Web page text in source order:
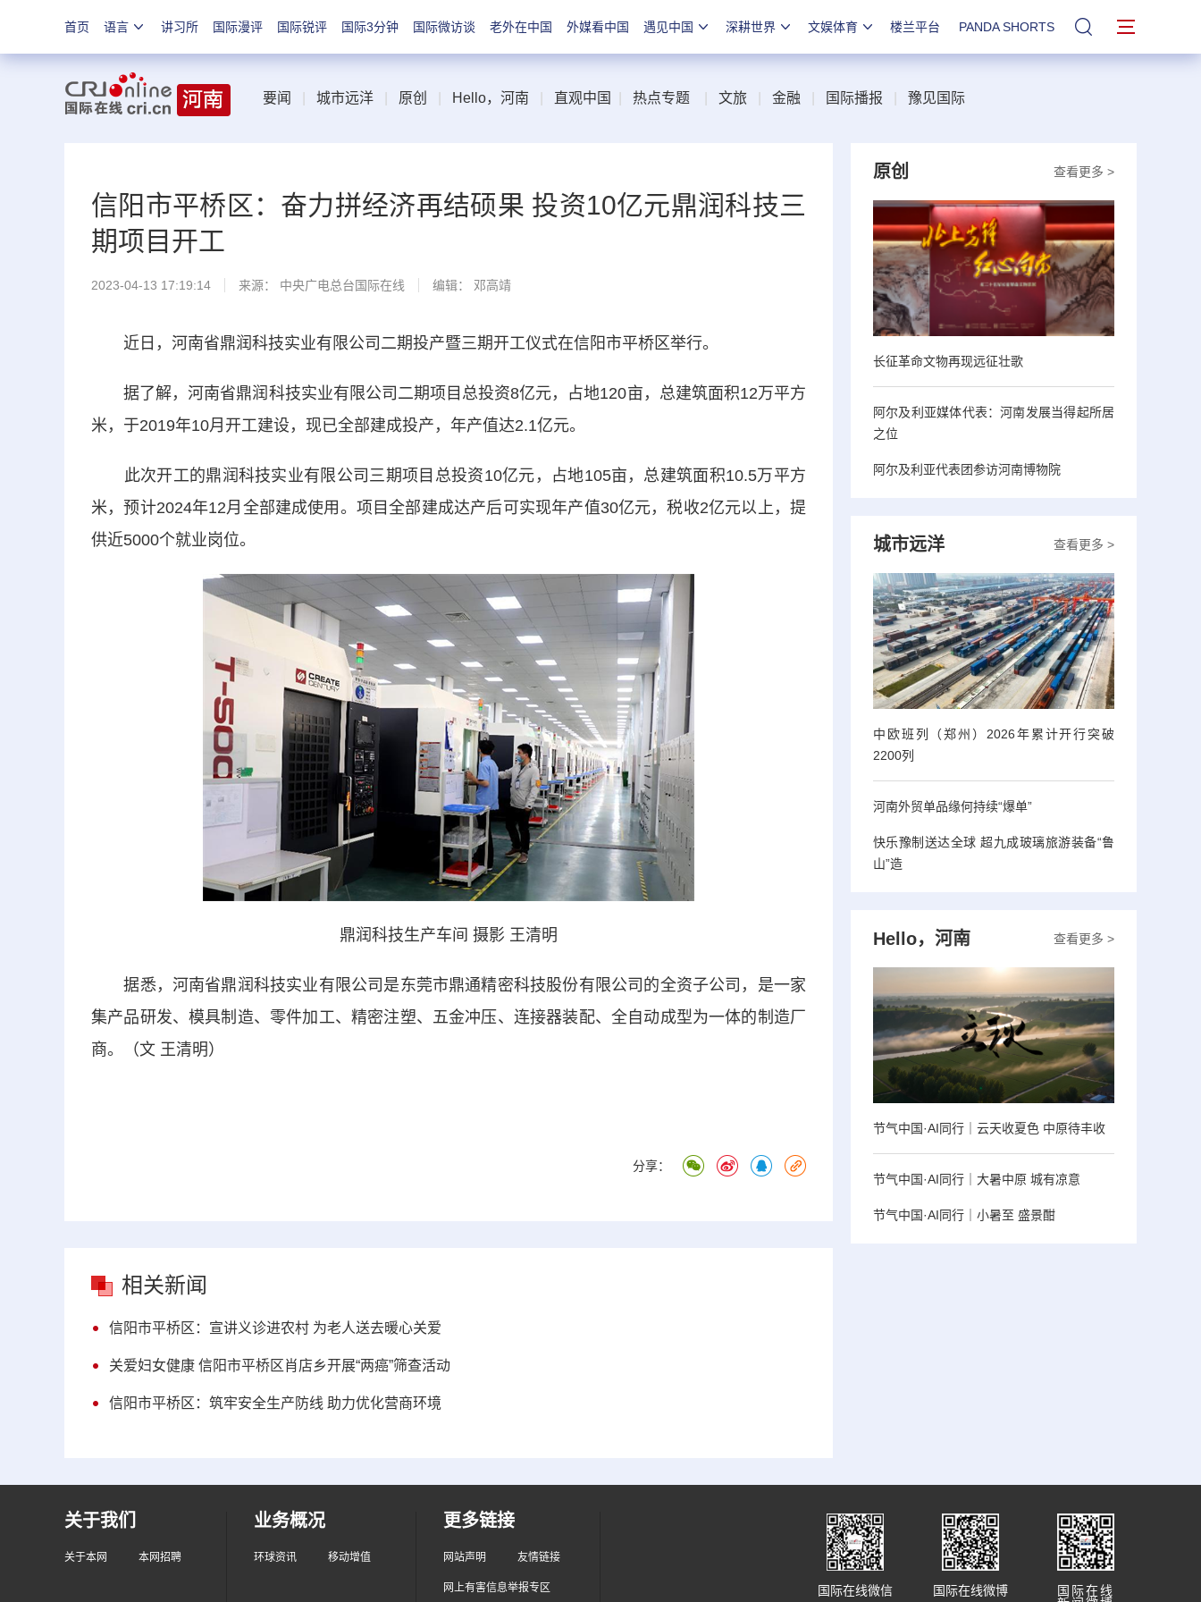
首页 语言 讲习所 国际漫评 国际锐评 国际3分钟 国际微访谈 老外在中国 外媒看中国 遇见中国 深耕世界 文娱体育 楼兰平台 PANDA SHORTS 站内搜索
要闻 城市远洋 原创 Hello，河南 直观中国 热点专题 文旅 金融 国际播报 豫见国际
信阳市平桥区：奋力拼经济再结硕果 投资10亿元鼎润科技三
期项目开工
2023-04-13 17:19:14 来源： 中央广电总台国际在线 编辑： 邓高靖
近日，河南省鼎润科技实业有限公司二期投产暨三期开工仪式在信阳市平桥区举行。
据了解，河南省鼎润科技实业有限公司二期项目总投资8亿元，占地120亩，总建筑面积12万平方
米，于2019年10月开工建设，现已全部建成投产，年产值达2.1亿元。
此次开工的鼎润科技实业有限公司三期项目总投资10亿元，占地105亩，总建筑面积10.5万平方
米，预计2024年12月全部建成使用。项目全部建成达产后可实现年产值30亿元，税收2亿元以上，提
供近5000个就业岗位。
鼎润科技生产车间 摄影 王清明
据悉，河南省鼎润科技实业有限公司是东莞市鼎通精密科技股份有限公司的全资子公司，是一家
集产品研发、模具制造、零件加工、精密注塑、五金冲压、连接器装配、全自动成型为一体的制造厂
商。（文 王清明）
分享：
相关新闻
信阳市平桥区：宣讲义诊进农村 为老人送去暖心关爱
关爱妇女健康 信阳市平桥区肖店乡开展“两癌”筛查活动
信阳市平桥区：筑牢安全生产防线 助力优化营商环境
查看更多 >
原创
长征革命文物再现远征壮歌
阿尔及利亚媒体代表：河南发展当得起所居
之位
阿尔及利亚代表团参访河南博物院
查看更多 >
城市远洋
中欧班列（郑州）2026年累计开行突破
2200列
河南外贸单品缘何持续“爆单”
快乐豫制送达全球 超九成玻璃旅游装备“鲁
山”造
查看更多 >
Hello，河南
节气中国·AI同行｜云天收夏色 中原待丰收
节气中国·AI同行｜大暑中原 城有凉意
节气中国·AI同行｜小暑至 盛景酣
关于我们
关于本网 本网招聘
业务概况
环球资讯 移动增值
更多链接
网站声明 友情链接
网上有害信息举报专区
国际在线
国际在线微博
国际在线微信